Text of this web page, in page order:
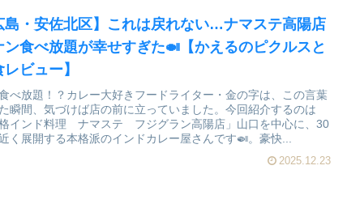
島・安佐北区】これは戻れない…ナマステ高陽店
ン食べ放題が幸せすぎた🍛【かえるのピクルスと
ビュー】
べ放題！？カレー大好きフードライター・金の字は、この言葉
瞬間、気づけば店の前に立っていました。今回紹介するのは
インド料理 ナマステ フジグラン高陽店」山口を中心に、30
く展開する本格派のインドカレー屋さんです🍛。豪快...
2025.12.23